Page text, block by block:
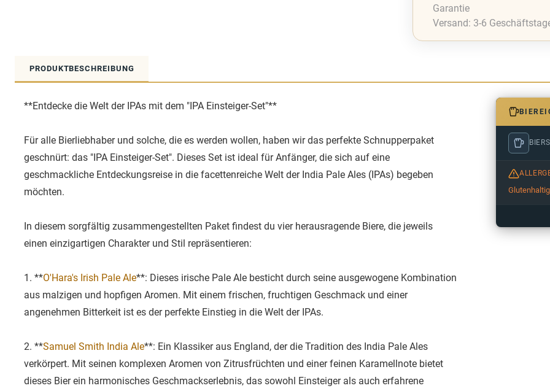
Garantie
Versand: 3-6
PRODUKTBESCHREIBUNG
**Entdecke die Welt der IPAs mit dem "IPA Einsteiger-Set"**
Für alle Bierliebhaber und solche, die es werden wollen, haben wir das perfekte Schnupperpaket
geschnürt: das "IPA Einsteiger-Set". Dieses Set ist ideal für Anfänger, die sich auf eine
geschmackliche Entdeckungsreise in die facettenreiche Welt der India Pale Ales (IPAs) begeben
möchten.
In diesem sorgfältig zusammengestellten Paket findest du vier herausragende Biere, die jeweils
einen einzigartigen Charakter und Stil repräsentieren:
1. **O'Hara's Irish Pale Ale**: Dieses irische Pale Ale besticht durch seine ausgewogene Kombination
aus malzigen und hopfigen Aromen. Mit einem frischen, fruchtigen Geschmack und einer
angenehmen Bitterkeit ist es der perfekte Einstieg in die Welt der IPAs.
2. **Samuel Smith India Ale**: Ein Klassiker aus England, der die Tradition des India Pale Ales
verkörpert. Mit seinen komplexen Aromen von Zitrusfrüchten und einer feinen Karamellnote bietet
dieses Bier ein harmonisches Geschmackserlebnis, das sowohl Einsteiger als auch erfahrene